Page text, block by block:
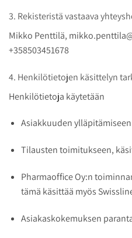
3. Rekisteristä vastaava
Mikko Penttilä,
+358503451678
4. Henkilötietojen käsittelyn
Henkilötietoja käytetään
Asiakkuuden ylläpitämiseen
Tilausten toimitukseen,
Pharmaoffice Oy:n
tämä käsittää myös
Asiakaskokemuksen